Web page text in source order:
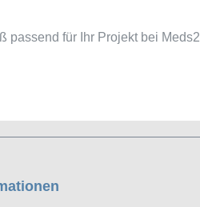
passend für Ihr Projekt bei